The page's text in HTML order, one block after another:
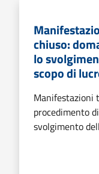
chiuso:
lo
scopo di
Manifestazioni
procedimento
svolgimento